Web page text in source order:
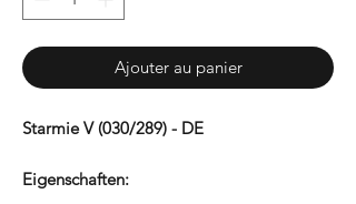
Ajouter au panier
Starmie V (030/289) - DE
Eigenschaften: